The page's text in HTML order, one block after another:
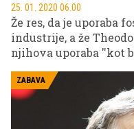
25. 01. 2020 06.00
Že res, da je uporaba
industrije, a že
njihova uporaba ''kot
kup drv.'' Kljub
ne storimo dovolj, da
segrevanje. A kaj bi
ZABAVA